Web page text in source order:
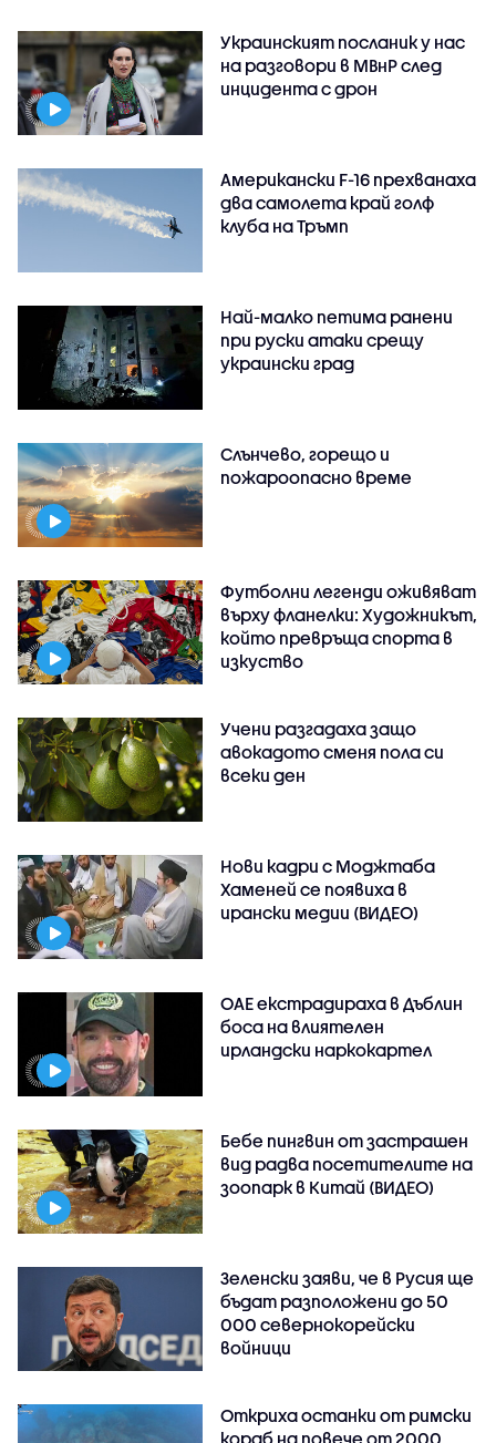
Украинският посланик у нас
на разговори в МВнР след
инцидента с дрон
Американски F-16 прехванаха
два самолета край голф
клуба на Тръмп
Най-малко петима ранени
при руски атаки срещу
украински град
Слънчево, горещо и
пожароопасно време
Футболни легенди оживяват
върху фланелки: Художникът,
който превръща спорта в
изкуство
Учени разгадаха защо
авокадото сменя пола си
всеки ден
Нови кадри с Моджтаба
Хаменей се появиха в
ирански медии (ВИДЕО)
ОАЕ екстрадираха в Дъблин
боса на влиятелен
ирландски наркокартел
Бебе пингвин от застрашен
вид радва посетителите на
зоопарк в Китай (ВИДЕО)
Зеленски заяви, че в Русия ще
бъдат разположени до 50
000 севернокорейски
войници
Откриха останки от римски
кораб на повече от 2000